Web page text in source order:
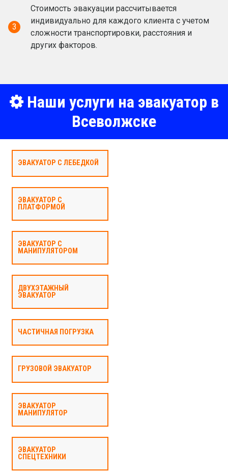
3
Стоимость эвакуации рассчитывается
индивидуально для каждого клиента с учетом
сложности транспортировки, расстояния и
других факторов.
Наши услуги на эвакуатор в
Всеволжске
ЭВАКУАТОР С ЛЕБЕДКОЙ
ЭВАКУАТОР С
ПЛАТФОРМОЙ
ЭВАКУАТОР С
МАНИПУЛЯТОРОМ
ДВУХЭТАЖНЫЙ
ЭВАКУАТОР
ЧАСТИЧНАЯ ПОГРУЗКА
ГРУЗОВОЙ ЭВАКУАТОР
ЭВАКУАТОР
МАНИПУЛЯТОР
ЭВАКУАТОР
СПЕЦТЕХНИКИ